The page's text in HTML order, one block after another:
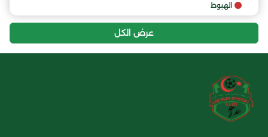
الهبوط
عرض الكل